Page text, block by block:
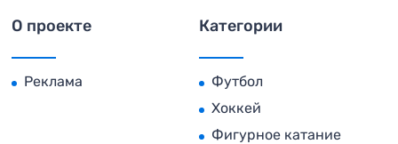
О проекте
Реклама
Категории
Футбол
Хоккей
Фигурное катание